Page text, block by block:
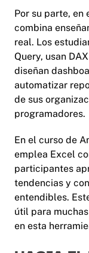
Por su parte, en
combina
real. Los
Query, usan
diseñan
automatizar
de sus
programadores.
En el curso de
emplea Excel
participantes
tendencias y
entendibles.
útil para
en esta